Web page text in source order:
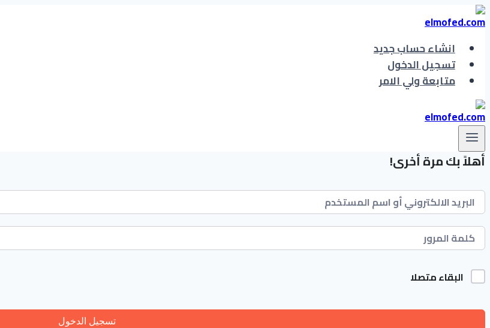
التجاوز
إلى
المحتوىانشاء حساب جديد
تسجيل الدخول
متابعة ولي الامر
أهلاً بك مرة أخرى!
البقاء متصلا
تسجيل الدخول